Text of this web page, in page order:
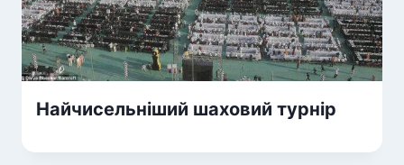
Найчисельніший шаховий турнір